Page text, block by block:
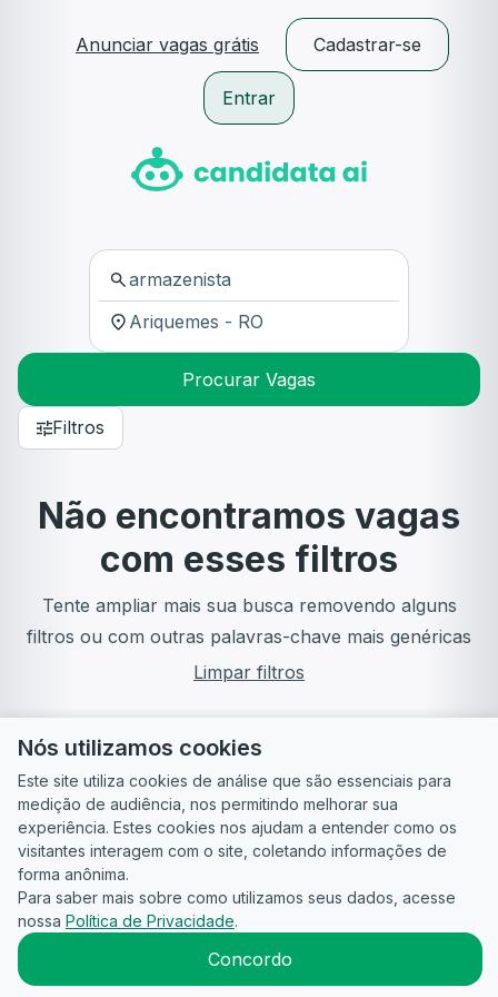
Anunciar vagas grátis Cadastrar-se
Entrar
Procurar Vagas
Filtros
Não encontramos vagas
com esses filtros
Tente ampliar mais sua busca removendo alguns
filtros ou com outras palavras-chave mais genéricas
Limpar filtros
Guia do
Candidato
Para
empresas
Política de
Privacidade
Termos
2026CandidataAI
Nós utilizamos cookies
Este site utiliza cookies de análise que são essenciais para
medição de audiência, nos permitindo melhorar sua
experiência. Estes cookies nos ajudam a entender como os
visitantes interagem com o site, coletando informações de
forma anônima.
Para saber mais sobre como utilizamos seus dados, acesse
nossa Política de Privacidade.
Concordo